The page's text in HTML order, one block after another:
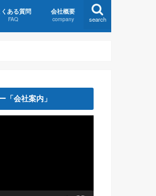
search
くある質問
FAQ
会社概要
company
「会社案内」